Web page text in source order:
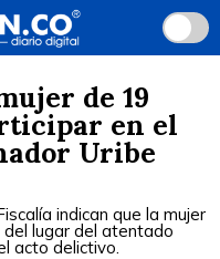
de 19
en el
Uribe
indican que la mujer
lugar del atentado
acto delictivo.